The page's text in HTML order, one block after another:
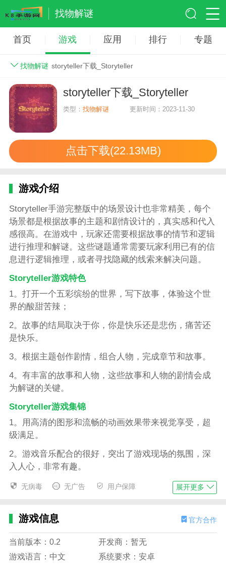
找物解谜
首页 游戏 应用 排行 专题
找物解谜 storyteller下载_Storyteller
storyteller下载_Storyteller
类型：找物解谜 更新时间：2023-11-30
点击下载(22.13MB)
游戏介绍
Storyteller手游完整版中的场景设计也非常精美，每个
场景都是根据故事的主题和剧情设计的，真实感和代入
感很高。在游戏中，玩家还需要根据故事的情节和逻辑
进行推理和解谜。这些谜题通常需要玩家利用已有的信
息进行逻辑推理，或者寻找隐藏的线索来解决问题。
Storyteller游戏特色
1。打开一个五彩缤纷的世界，写下故事，体验这个世
界的酸甜苦辣；
2。故事的结局取决于你，你是快乐还是悲伤，痛苦还
是快乐。
3。根据主题创作剧情，组合人物，完成章节和故事。
4。有丰富的故事和人物，这些故事和人物的剧情会成
为解谜的关键。
Storyteller游戏集锦
1。用高清的图形和流畅的动画效果带来视觉享受，超
级满足。
2。游戏音乐配合的很好，突出了游戏现场的氛围，深
入人心，非常有趣。
3。提供适合不同玩家体验和水平的不同难度模式，增
4。游戏的场景设计非常巧妙，融合了不同文化历史背
Storyteller游戏优势
1。游戏中有各种丰富多彩的场景，每一个都充满了生
无病毒 无广告 用户保障 展开更多
游戏信息 官方合作
当前版本：0.2
开发商：暂无
游戏语言：中文
系统要求：安卓